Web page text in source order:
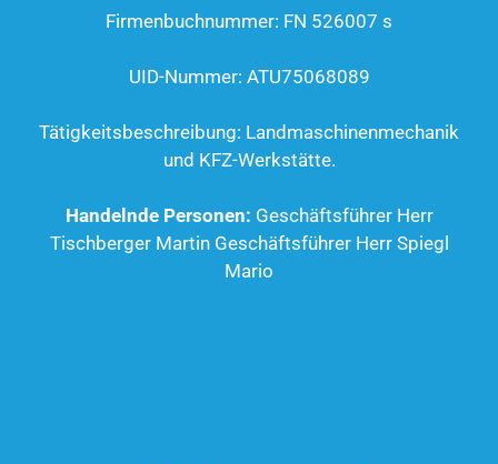
Firmenbuchnummer: FN 526007 s
UID-Nummer: ATU75068089
Tätigkeitsbeschreibung: Landmaschinenmechanik
und KFZ-Werkstätte.
Handelnde Personen: Geschäftsführer Herr
Tischberger Martin Geschäftsführer Herr Spiegl
Mario